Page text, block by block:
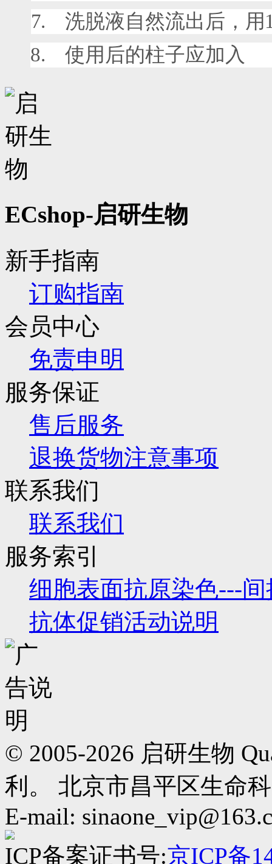
7.洗脱液自然流出后，用
8.使用后的柱子应加入
ECshop-启研生物
新手指南
订购指南
会员中心
免责申明
服务保证
售后服务
退换货物注意事项
联系我们
联系我们
服务索引
细胞表面抗原染色---
抗体促销活动说明
© 2005-2026 启研生物
利。 北京市昌平区生命
E-mail:
ICP备案证书号:京ICP备